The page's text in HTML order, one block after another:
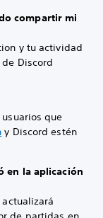
compartir mi
y tu actividad
de Discord
que
y Discord estén
en la aplicación